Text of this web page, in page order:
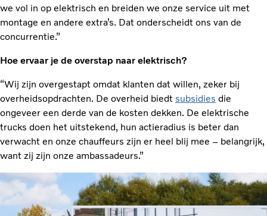
we vol in op elektrisch en breiden we onze service uit met
montage en andere extra’s. Dat onderscheidt ons van de
concurrentie.”
Hoe ervaar je de overstap naar elektrisch?
“Wij zijn overgestapt omdat klanten dat willen, zeker bij
overheidsopdrachten. De overheid biedt subsidies die
ongeveer een derde van de kosten dekken. De elektrische
trucks doen het uitstekend, hun actieradius is beter dan
verwacht en onze chauffeurs zijn er heel blij mee – belangrijk,
want zij zijn onze ambassadeurs.”